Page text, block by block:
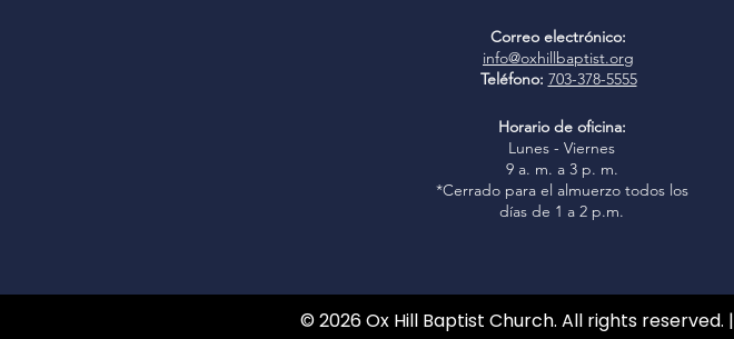
Correo electrónico:
info@oxhillbaptist.org
Teléfono: 703-378-5555
Horario de oficina:
Lunes - Viernes
9 a. m. a 3 p. m.
*Cerrado para el almuerzo todos los
días de 1 a 2 p.m.
© 2026 Ox Hill Baptist Church. All rights reserved. |